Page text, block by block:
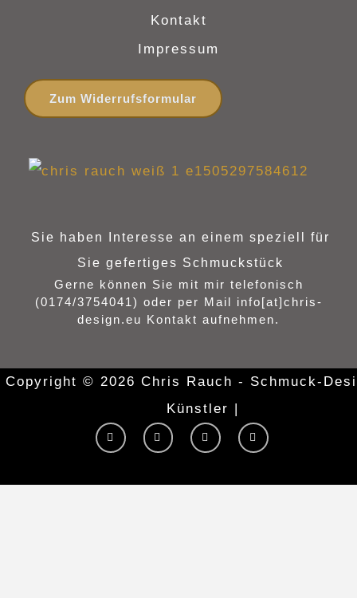
Sie haben Interesse an einem speziell für
Sie gefertiges Schmuckstück
Gerne können Sie mit mir telefonisch
(0174/3754041) oder per Mail info[at]chris-
design.eu Kontakt aufnehmen.
Kontakt
Impressum
Zum Widerrufsformular
Copyright © 2026 Chris Rauch - Schmuck-
Künstler |
Y
o
u
b
I
n
s
g
F
a
c
o
T
w
i
e